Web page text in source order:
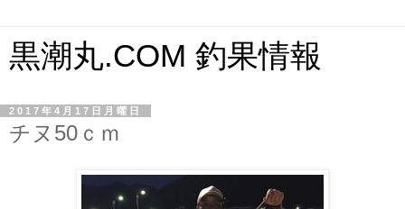
黒潮丸.COM 釣果情報
2017年4月17日月曜日
チヌ50ｃｍ